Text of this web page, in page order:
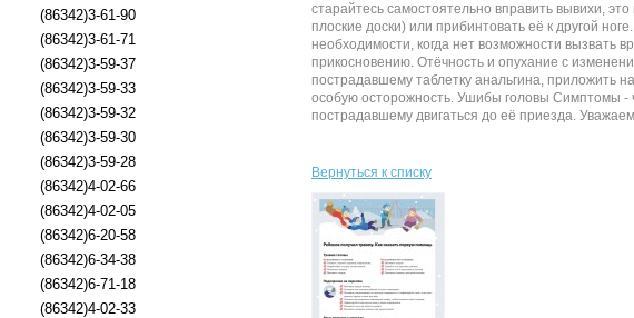
(86342)3-61-90
(86342)3-61-71
(86342)3-59-37
(86342)3-59-33
(86342)3-59-32
(86342)3-59-30
(86342)3-59-28
(86342)4-02-66
(86342)4-02-05
(86342)6-20-58
(86342)6-34-38
(86342)6-71-18
(86342)4-02-33
старайтесь самостоятельно вправить вывихи,
плоские доски) или прибинтовать её к другой
необходимости, когда нет возможности вызвать
прикосновению. Отёчность и опухание с
пострадавшему таблетку анальгина, приложить
особую осторожность. Ушибы головы Симптомы -
пострадавшему двигаться до её приезда.
Вернуться к списку